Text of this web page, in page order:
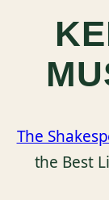
The
the Best